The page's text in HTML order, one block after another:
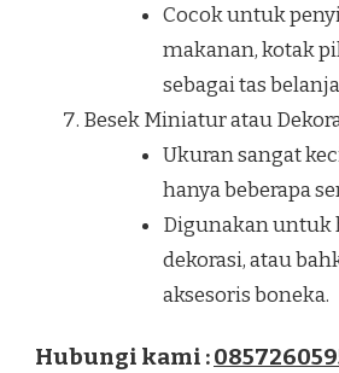
Cocok untuk
makanan, kotak
sebagai tas
Besek Miniatur atau
Ukuran sangat
hanya beberapa
Digunakan untuk
dekorasi, atau
aksesoris boneka.
Hubungi kami :